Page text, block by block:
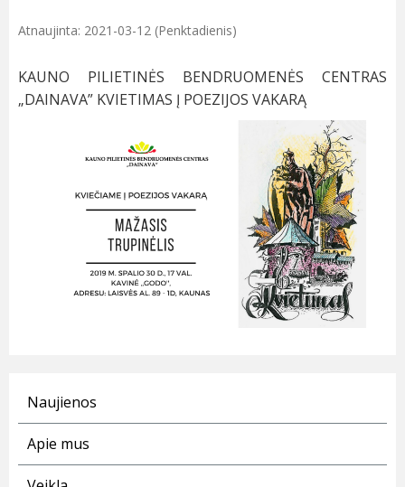
Atnaujinta: 2021-03-12 (Penktadienis)
KAUNO PILIETINĖS BENDRUOMENĖS CENTRAS
„DAINAVA” KVIETIMAS Į POEZIJOS VAKARĄ
Naujienos
Apie mus